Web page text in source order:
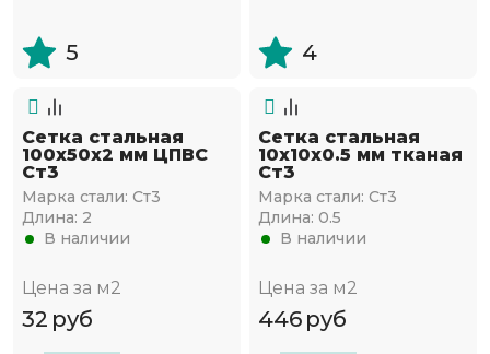
5 4
Сетка стальная
100х50х2 мм ЦПВС
Ст3
Марка стали: Ст3
Длина: 2
В наличии
Цена за м2
32 руб
Сетка стальная
10х10х0.5 мм тканая
Ст3
Марка стали: Ст3
Длина: 0.5
В наличии
Цена за м2
446 руб